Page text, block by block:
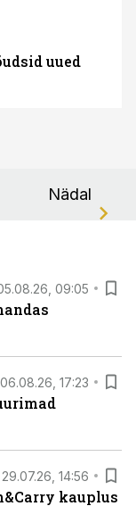
uued
Nädal
09:05
06.08.26, 17:23
29.07.26, 14:56
kauplus